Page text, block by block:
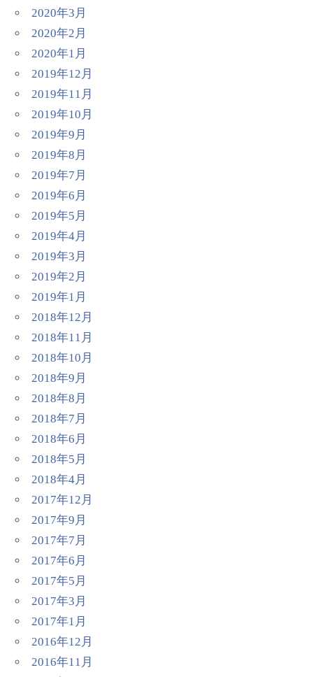
2020年3月
2020年2月
2020年1月
2019年12月
2019年11月
2019年10月
2019年9月
2019年8月
2019年7月
2019年6月
2019年5月
2019年4月
2019年3月
2019年2月
2019年1月
2018年12月
2018年11月
2018年10月
2018年9月
2018年8月
2018年7月
2018年6月
2018年5月
2018年4月
2017年12月
2017年9月
2017年7月
2017年6月
2017年5月
2017年3月
2017年1月
2016年12月
2016年11月